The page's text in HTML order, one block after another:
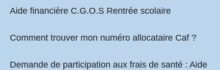
Aide financière C.G.O.S Rentrée scolaire
Comment trouver mon numéro allocataire Caf ?
Demande de participation aux frais de santé : Aide